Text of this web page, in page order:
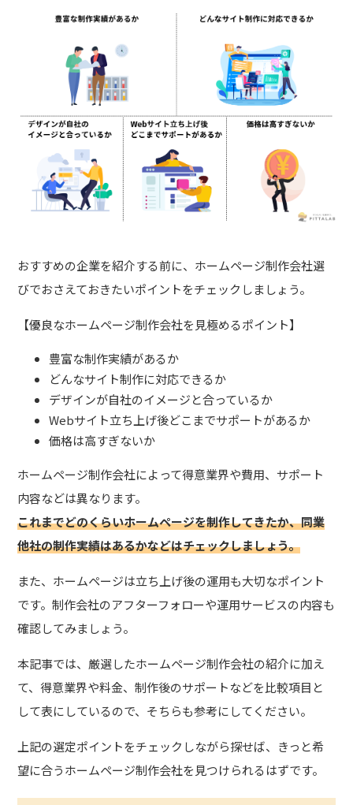
おすすめの企業を紹介する前に、ホームページ制作会社選
びでおさえておきたいポイントをチェックしましょう。
【優良なホームページ制作会社を見極めるポイント】
豊富な制作実績があるか
どんなサイト制作に対応できるか
デザインが自社のイメージと合っているか
Webサイト立ち上げ後どこまでサポートがあるか
価格は高すぎないか
ホームページ制作会社によって得意業界や費用、サポート
内容などは異なります。
これまでどのくらいホームページを制作してきたか、同業
他社の制作実績はあるかなどはチェックしましょう。
また、ホームページは立ち上げ後の運用も大切なポイント
です。制作会社のアフターフォローや運用サービスの内容も
確認してみましょう。
本記事では、厳選したホームページ制作会社の紹介に加え
て、得意業界や料金、制作後のサポートなどを比較項目と
して表にしているので、そちらも参考にしてください。
上記の選定ポイントをチェックしながら探せば、きっと希
望に合うホームページ制作会社を見つけられるはずです。